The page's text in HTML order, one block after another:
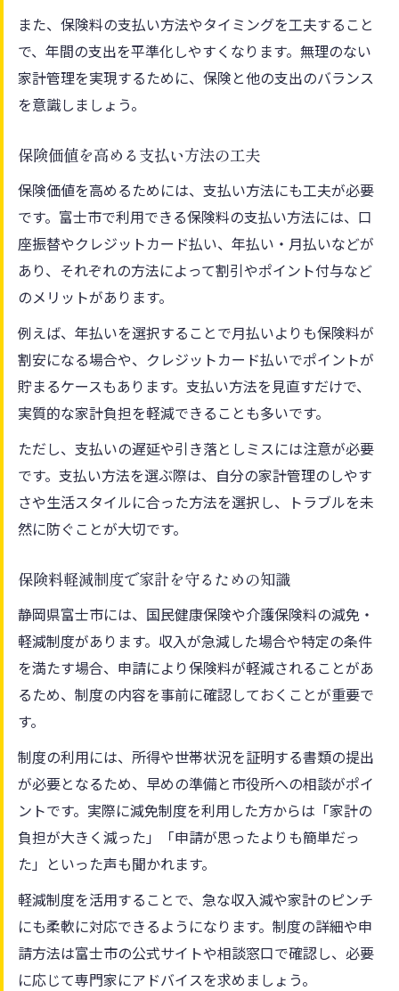
また、保険料の支払い方法やタイミングを工夫すること
で、年間の支出を平準化しやすくなります。無理のない
家計管理を実現するために、保険と他の支出のバランス
を意識しましょう。
保険価値を高める支払い方法の工夫
保険価値を高めるためには、支払い方法にも工夫が必要
です。富士市で利用できる保険料の支払い方法には、口
座振替やクレジットカード払い、年払い・月払いなどが
あり、それぞれの方法によって割引やポイント付与など
のメリットがあります。
例えば、年払いを選択することで月払いよりも保険料が
割安になる場合や、クレジットカード払いでポイントが
貯まるケースもあります。支払い方法を見直すだけで、
実質的な家計負担を軽減できることも多いです。
ただし、支払いの遅延や引き落としミスには注意が必要
です。支払い方法を選ぶ際は、自分の家計管理のしやす
さや生活スタイルに合った方法を選択し、トラブルを未
然に防ぐことが大切です。
保険料軽減制度で家計を守るための知識
静岡県富士市には、国民健康保険や介護保険料の減免・
軽減制度があります。収入が急減した場合や特定の条件
を満たす場合、申請により保険料が軽減されることがあ
るため、制度の内容を事前に確認しておくことが重要で
す。
制度の利用には、所得や世帯状況を証明する書類の提出
が必要となるため、早めの準備と市役所への相談がポイ
ントです。実際に減免制度を利用した方からは「家計の
負担が大きく減った」「申請が思ったよりも簡単だっ
た」といった声も聞かれます。
軽減制度を活用することで、急な収入減や家計のピンチ
にも柔軟に対応できるようになります。制度の詳細や申
請方法は富士市の公式サイトや相談窓口で確認し、必要
に応じて専門家にアドバイスを求めましょう。